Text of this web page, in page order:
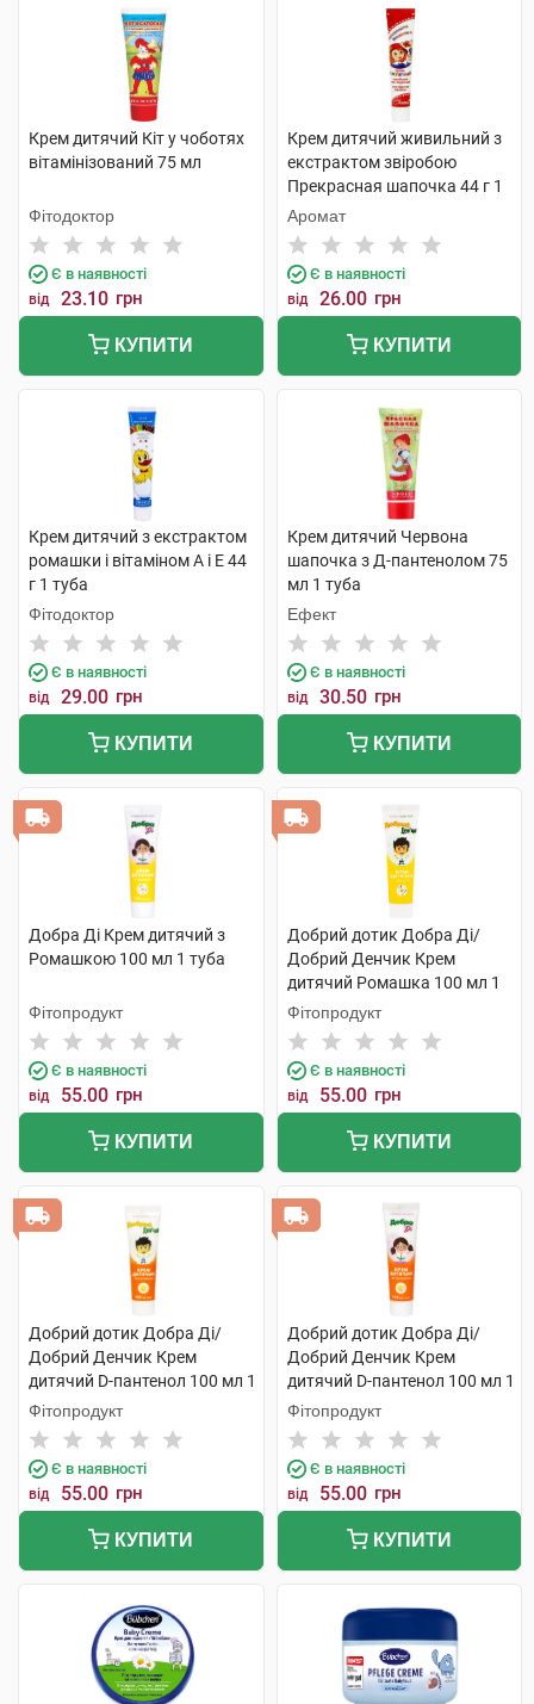
Крем дитячий Кіт у чоботях
вітамінізований 75 мл
Фітодоктор
Є в наявності
від 23.10 грн
КУПИТИ
Крем дитячий живильний з
екстрактом звіробою
Прекрасная шапочка 44 г 1
туба
Аромат
Є в наявності
від 26.00 грн
КУПИТИ
Крем дитячий з екстрактом
ромашки і вітаміном А і Е 44
г 1 туба
Фітодоктор
Є в наявності
від 29.00 грн
КУПИТИ
Крем дитячий Червона
шапочка з Д-пантенолом 75
мл 1 туба
Ефект
Є в наявності
від 30.50 грн
КУПИТИ
Добра Ді Крем дитячий з
Ромашкою 100 мл 1 туба
Фітопродукт
Є в наявності
від 55.00 грн
КУПИТИ
Добрий дотик Добра Ді/
Добрий Денчик Крем
дитячий Ромашка 100 мл 1
туба
Фітопродукт
Є в наявності
від 55.00 грн
КУПИТИ
Добрий дотик Добра Ді/
Добрий Денчик Крем
дитячий D-пантенол 100 мл 1
туба
Фітопродукт
Є в наявності
від 55.00 грн
КУПИТИ
Добрий дотик Добра Ді/
Добрий Денчик Крем
дитячий D-пантенол 100 мл 1
туба
Фітопродукт
Є в наявності
від 55.00 грн
КУПИТИ